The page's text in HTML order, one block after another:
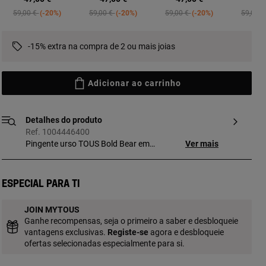
Price reduced from
59,00 €to-20% Price reduced from
59,00 €to-20% Price reduced from
59,00 €to-20% Price
59,00
-15% extra na compra de 2 ou mais joias
Adicionar ao carrinho
Detalhes do produto
Ref. 1004446400
Pingente urso TOUS Bold Bear em
16 mm. Este artigo não inclui a corrente.
Ver mais
Especial para ti
JOIN MYTOUS
Ganhe recompensas, seja o primeiro a saber e desbloqueie
vantagens exclusivas. Registe-se agora e desbloqueie
ofertas selecionadas especialmente para si.